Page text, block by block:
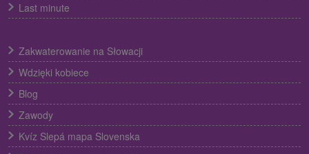
Last minute
Zakwaterowanie na Słowacji
Wdzięki kobiece
Blog
Zawody
Kvíz Slepá mapa Slovenska